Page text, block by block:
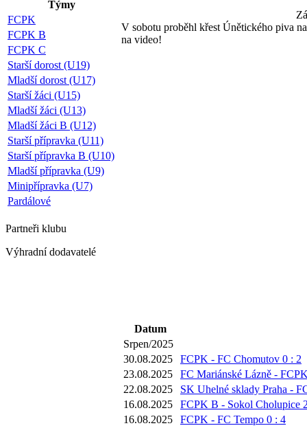
Týmy
FCPK
FCPK B
FCPK C
Starší dorost (U19)
Mladší dorost (U17)
Starší žáci (U15)
Mladší žáci (U13)
Mladší žáci B (U12)
Starší přípravka (U11)
Starší přípravka B (U10)
Mladší přípravka (U9)
Minipřípravka (U7)
Pardálové
Partneři klubu
Výhradní dodavatelé
V sobotu proběhl křest Únětického piva
na video!
Datum
Srpen/2025
30.08.2025
FCPK - FC Chomutov 0 : 2
23.08.2025
FC Mariánské Lázně -
22.08.2025
SK Uhelné sklady Praha -
16.08.2025
FCPK B - Sokol Cholupice
16.08.2025
FCPK - FC Tempo 0 : 4